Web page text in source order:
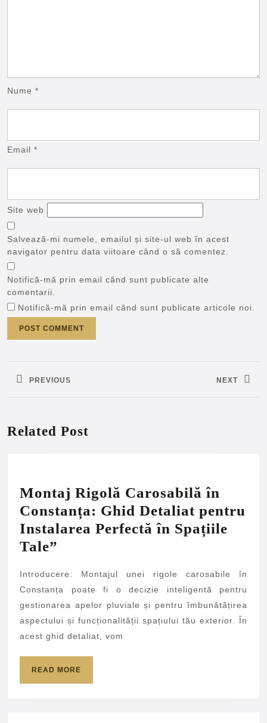
Nume *
Email *
Site web
Salvează-mi numele, emailul și site-ul web în acest
navigator pentru data viitoare când o să comentez.
Notifică-mă prin email când sunt publicate alte
comentarii.
Notifică-mă prin email când sunt publicate articole noi.
articole
PREVIOUS
Previous
NEXT
Next
Related Post
Montaj Rigolă Carosabilă în
Constanța: Ghid Detaliat pentru
Instalarea Perfectă în Spațiile
Tale”
Carosabilă
Constanța:
Ghid
Detaliat
pentru
Instalarea
Introducere: Montajul unei rigole carosabile în
Constanța poate fi o decizie inteligentă pentru
gestionarea apelor pluviale și pentru îmbunătățirea
aspectului și funcționalității spațiului tău exterior. În
acest ghid detaliat, vom
READ MORE